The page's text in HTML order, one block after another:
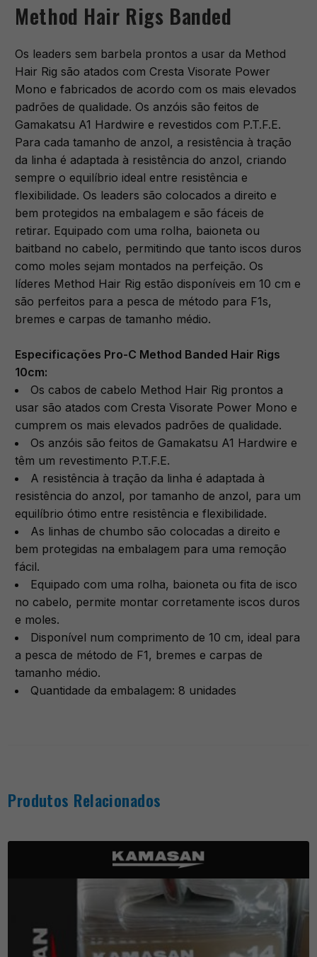
Method Hair Rigs Banded
Os leaders sem barbela prontos a usar da Method
Hair Rig são atados com Cresta Visorate Power
Mono e fabricados de acordo com os mais elevados
padrões de qualidade. Os anzóis são feitos de
Gamakatsu A1 Hardwire e revestidos com P.T.F.E.
Para cada tamanho de anzol, a resistência à tração
da linha é adaptada à resistência do anzol, criando
sempre o equilíbrio ideal entre resistência e
flexibilidade. Os leaders são colocados a direito e
bem protegidos na embalagem e são fáceis de
retirar. Equipado com uma rolha, baioneta ou
baitband no cabelo, permitindo que tanto iscos duros
como moles sejam montados na perfeição. Os
líderes Method Hair Rig estão disponíveis em 10 cm e
são perfeitos para a pesca de método para F1s,
bremes e carpas de tamanho médio.
Especificações Pro-C Method Banded Hair Rigs
10cm:
Os cabos de cabelo Method Hair Rig prontos a
usar são atados com Cresta Visorate Power Mono e
cumprem os mais elevados padrões de qualidade.
Os anzóis são feitos de Gamakatsu A1 Hardwire e
têm um revestimento P.T.F.E.
A resistência à tração da linha é adaptada à
resistência do anzol, por tamanho de anzol, para um
equilíbrio ótimo entre resistência e flexibilidade.
As linhas de chumbo são colocadas a direito e
bem protegidas na embalagem para uma remoção
fácil.
Equipado com uma rolha, baioneta ou fita de isco
no cabelo, permite montar corretamente iscos duros
e moles.
Disponível num comprimento de 10 cm, ideal para
a pesca de método de F1, bremes e carpas de
tamanho médio.
Quantidade da embalagem: 8 unidades
Produtos Relacionados